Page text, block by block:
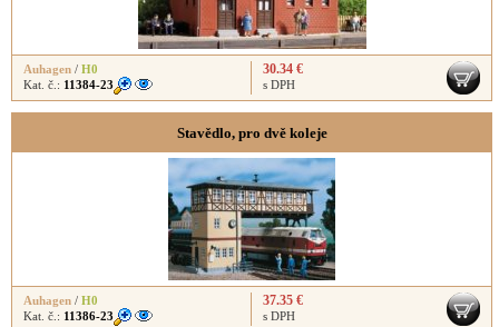
Auhagen / H0
Kat. č.: 11384-23
30.34 €
s DPH
Stavědlo, pro dvě koleje
Auhagen / H0
Kat. č.: 11386-23
37.35 €
s DPH